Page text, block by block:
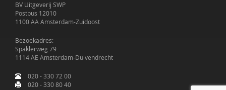
BV Uitgeverij SWP
Postbus 12010
1100 AA Amsterdam-Zuidoost
Bezoekadres:
Spaklerweg 79
1114 AE Amsterdam-Duivendrecht
020 - 330 72 00
020 - 330 80 40